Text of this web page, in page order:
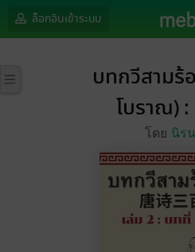
ล็อกอินเข้าระบบ
บทกวีสามร้
โบราณ) :
โดย นิร